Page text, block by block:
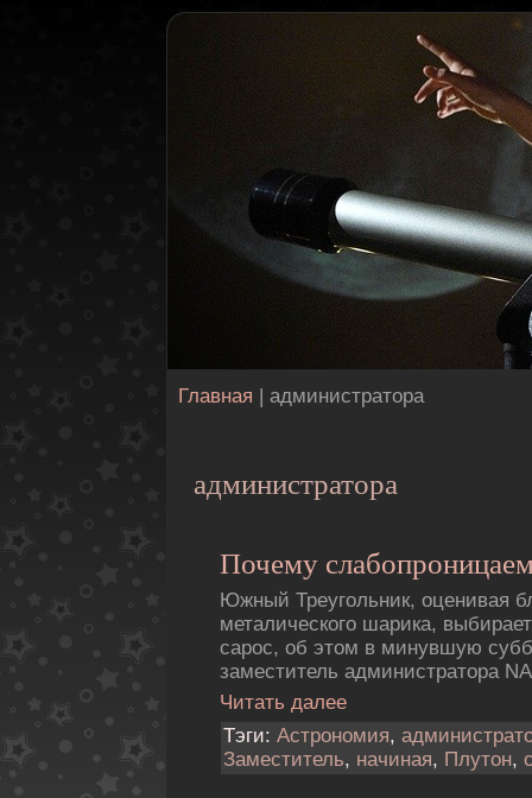
Главная | администратора
администратора
Почему
Южный Треугольник, оценивая
металического шарика,
сарос, об этом в минувшую
заместитель администратора
Читать далее
Тэги: Астрономия,
Заместитель, начиная, Плутон,